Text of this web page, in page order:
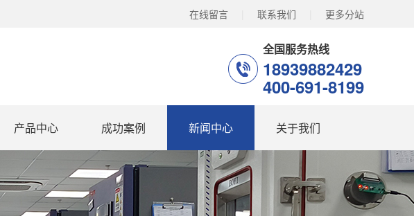
在线留言 联系我们 更多分站
全国服务热线
18939882429
400-691-8199
产品中心 成功案例 新闻中心 关于我们